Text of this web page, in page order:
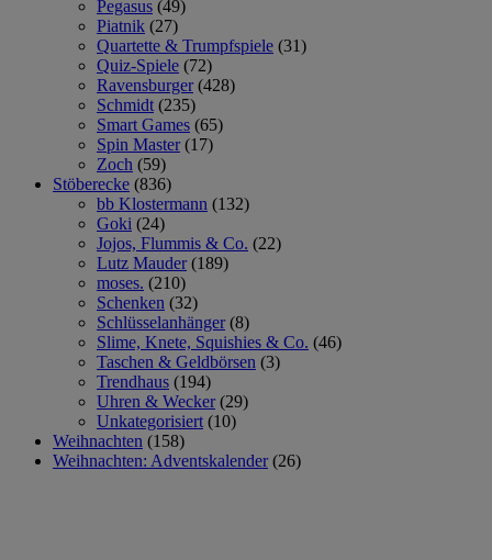
Pegasus (49)
Piatnik (27)
Quartette & Trumpfspiele (31)
Quiz-Spiele (72)
Ravensburger (428)
Schmidt (235)
Smart Games (65)
Spin Master (17)
Zoch (59)
Stöberecke (836)
bb Klostermann (132)
Goki (24)
Jojos, Flummis & Co. (22)
Lutz Mauder (189)
moses. (210)
Schenken (32)
Schlüsselanhänger (8)
Slime, Knete, Squishies & Co. (46)
Taschen & Geldbörsen (3)
Trendhaus (194)
Uhren & Wecker (29)
Unkategorisiert (10)
Weihnachten (158)
Weihnachten: Adventskalender (26)